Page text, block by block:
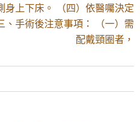
身上下床。 （四）依醫囑決定
、手術後注意事項： （一）需
配戴頸圈者，